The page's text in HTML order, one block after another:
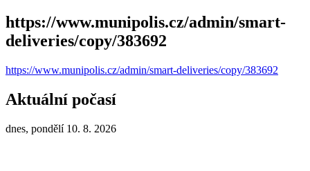
https://www.munipolis.cz/admin/smart-
deliveries/copy/383692
https://www.munipolis.cz/admin/smart-deliveries/copy/383692
Aktuální počasí
dnes, pondělí 10. 8. 2026